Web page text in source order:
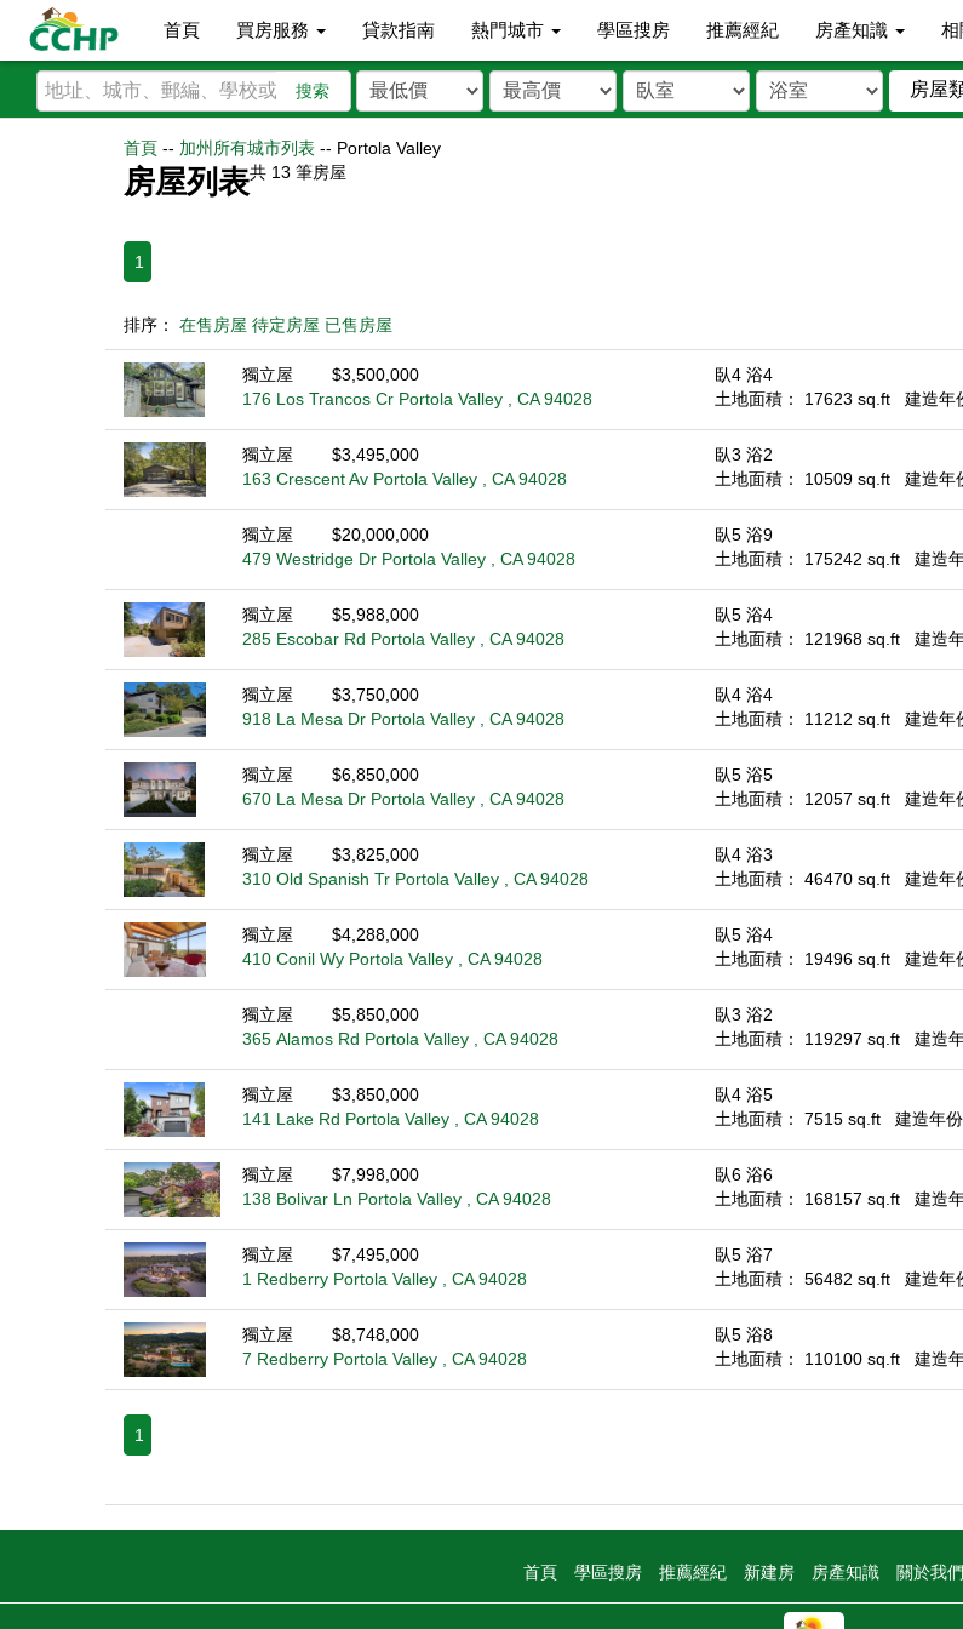
首頁 買房服務 貸款指南 熱門城市 學區搜房 推薦經紀 房產知識 相
搜索 房屋
首頁 -- 加州所有城市列表 -- Portola Valley
房屋列表共 13 筆房屋
1
排序： 在售房屋 待定房屋 已售房屋
獨立屋
$3,500,000
176 Los Trancos Cr Portola Valley , CA 94028
臥4 浴4
土地面積： 17623 sq.ft
建造年
獨立屋
$3,495,000
163 Crescent Av Portola Valley , CA 94028
臥3 浴2
土地面積： 10509 sq.ft
建造年
獨立屋
$20,000,000
479 Westridge Dr Portola Valley , CA 94028
臥5 浴9
土地面積： 175242 sq.ft
建造
獨立屋
$5,988,000
285 Escobar Rd Portola Valley , CA 94028
臥5 浴4
土地面積： 121968 sq.ft
建造
獨立屋
$3,750,000
918 La Mesa Dr Portola Valley , CA 94028
臥4 浴4
土地面積： 11212 sq.ft
建造年
獨立屋
$6,850,000
670 La Mesa Dr Portola Valley , CA 94028
臥5 浴5
土地面積： 12057 sq.ft
建造年
獨立屋
$3,825,000
310 Old Spanish Tr Portola Valley , CA 94028
臥4 浴3
土地面積： 46470 sq.ft
建造年
獨立屋
$4,288,000
410 Conil Wy Portola Valley , CA 94028
臥5 浴4
土地面積： 19496 sq.ft
建造年
獨立屋
$5,850,000
365 Alamos Rd Portola Valley , CA 94028
臥3 浴2
土地面積： 119297 sq.ft
建造
獨立屋
$3,850,000
141 Lake Rd Portola Valley , CA 94028
臥4 浴5
土地面積： 7515 sq.ft
建造年
獨立屋
$7,998,000
138 Bolivar Ln Portola Valley , CA 94028
臥6 浴6
土地面積： 168157 sq.ft
建造
獨立屋
$7,495,000
1 Redberry Portola Valley , CA 94028
臥5 浴7
土地面積： 56482 sq.ft
建造年
獨立屋
$8,748,000
7 Redberry Portola Valley , CA 94028
臥5 浴8
土地面積： 110100 sq.ft
建造
1
首頁 學區搜房 推薦經紀 新建房 房產知識 關於我們